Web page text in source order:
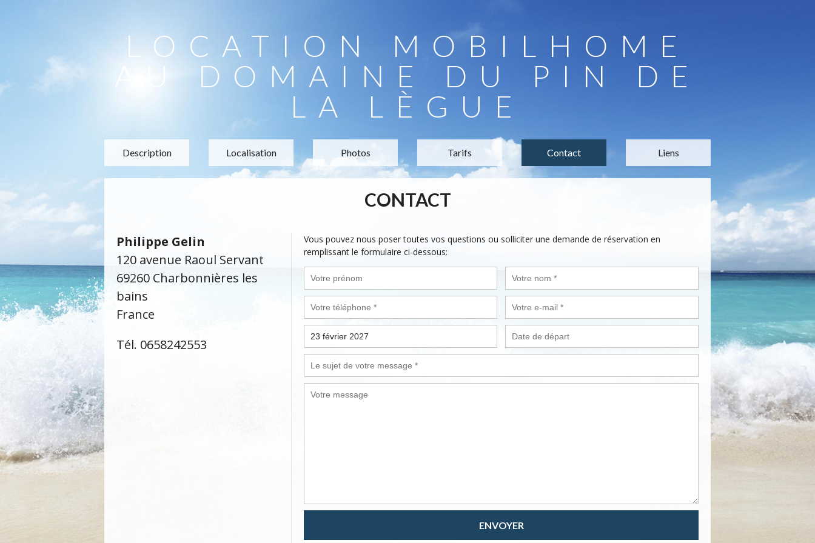
LOCATION MOBILHOME
AU DOMAINE DU PIN DE
LA LÈGUE
Description Localisation Photos Tarifs Contact Liens
CONTACT
Philippe Gelin
120 avenue Raoul Servant
69260 Charbonnières les
bains
France
Tél. 0658242553
Vous pouvez nous poser toutes vos questions ou solliciter une demande de réservation en
remplissant le formulaire ci-dessous:
ENVOYER